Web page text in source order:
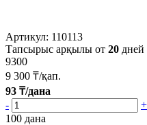
Артикул: 110113
Тапсырыс арқылы от 20 дней
9300
9 300 ₸/қап.
93 ₸/дана
-
+
100 дана